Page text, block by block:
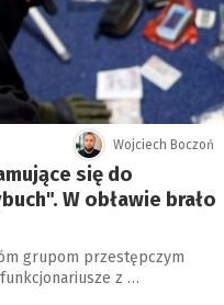
Wojciech Boczoń
się do
W obławie brało
grupom przestępczym
z …